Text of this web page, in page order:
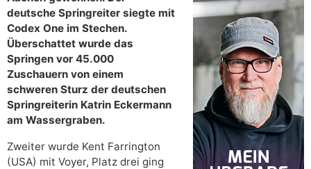
deutsche Springreiter siegte mit
Codex One im Stechen.
Überschattet wurde das
Springen vor 45.000
Zuschauern von einem
schweren Sturz der deutschen
Springreiterin Katrin Eckermann
am Wassergraben.
Zweiter wurde Kent Farrington
(USA) mit Voyer, Platz drei ging